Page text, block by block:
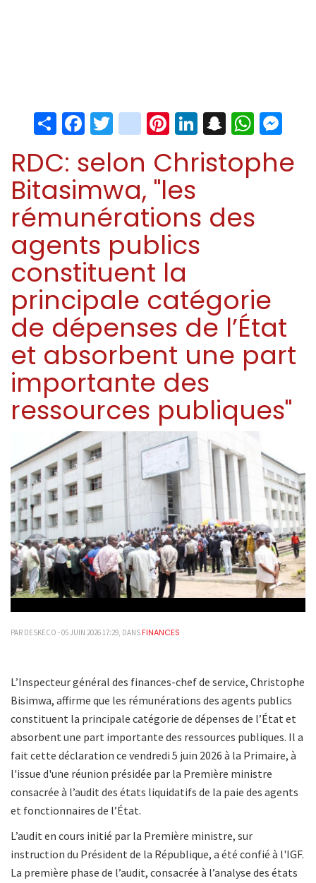
ShareFacebook
Twitter
instagram
Pinterest
LinkedIn
Snapchat
RDC: selon Christophe
Bitasimwa, "les
rémunérations des
agents publics
constituent la
principale catégorie
de dépenses de l’État
et absorbent une part
importante des
ressources publiques"
PAR DESKECO - 05 JUIN 2026 17:29, DANS FINANCES
L’Inspecteur général des finances-chef de service, Christophe
Bisimwa, affirme que les rémunérations des agents publics
constituent la principale catégorie de dépenses de l’État et
absorbent une part importante des ressources publiques. Il a
fait cette déclaration ce vendredi 5 juin 2026 à la Primaire, à
l'issue d'une réunion présidée par la Première ministre
consacrée à l’audit des états liquidatifs de la paie des agents
et fonctionnaires de l’État.
L’audit en cours initié par la Première ministre, sur
instruction du Président de la République, a été confié à l'IGF.
La première phase de l’audit, consacrée à l’analyse des états